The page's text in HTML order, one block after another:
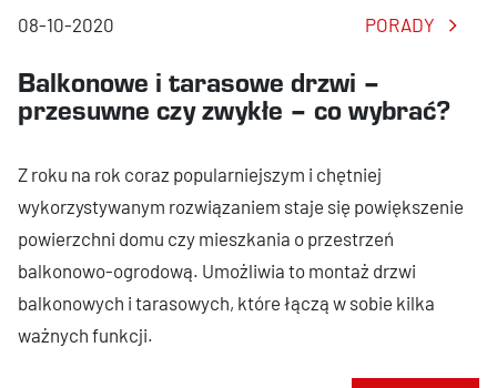
08-10-2020 PORADY
Balkonowe i tarasowe drzwi –
przesuwne czy zwykłe – co wybrać?
Z roku na rok coraz popularniejszym i chętniej
wykorzystywanym rozwiązaniem staje się powiększenie
powierzchni domu czy mieszkania o przestrzeń
balkonowo-ogrodową. Umożliwia to montaż drzwi
balkonowych i tarasowych, które łączą w sobie kilka
ważnych funkcji.